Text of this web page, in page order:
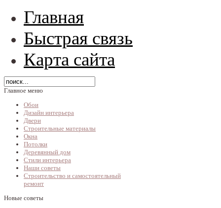
Главная
Быстрая связь
Карта сайта
Главное меню
Обои
Дизайн интерьера
Двери
Строительные материалы
Окна
Потолки
Деревянный дом
Стили интерьера
Наши советы
Строительство и самостоятельный
ремонт
Новые советы